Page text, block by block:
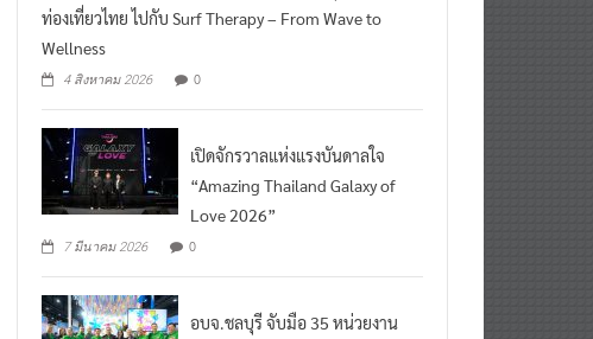
ท่องเที่ยวไทย ไปกับ Surf Therapy – From Wave to
Wellness
4 สิงหาคม 2026 0
เปิดจักรวาลแห่งแรงบันดาลใจ
“Amazing Thailand Galaxy of
Love 2026”
7 มีนาคม 2026 0
อบจ.ชลบุรี จับมือ 35 หน่วยงาน